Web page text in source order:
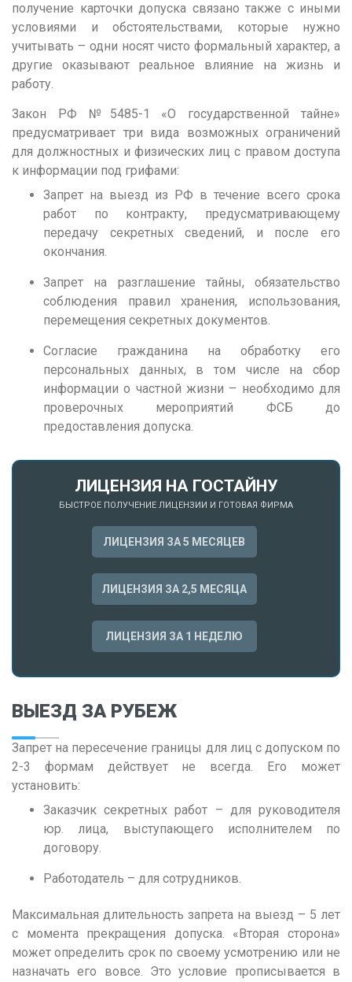
получение карточки допуска связано также с иными
условиями и обстоятельствами, которые нужно
учитывать – одни носят чисто формальный характер, а
другие оказывают реальное влияние на жизнь и
работу.
Закон РФ №5485-1 «О государственной тайне»
предусматривает три вида возможных ограничений
для должностных и физических лиц с правом доступа
к информации под грифами:
Запрет на выезд из РФ в течение всего срока
работ по контракту, предусматривающему
передачу секретных сведений, и после его
окончания.
Запрет на разглашение тайны, обязательство
соблюдения правил хранения, использования,
перемещения секретных документов.
Согласие гражданина на обработку его
персональных данных, в том числе на сбор
информации о частной жизни – необходимо для
проверочных мероприятий ФСБ до
предоставления допуска.
ЛИЦЕНЗИЯ НА ГОСТАЙНУ
БЫСТРОЕ ПОЛУЧЕНИЕ ЛИЦЕНЗИИ И ГОТОВАЯ ФИРМА
ЛИЦЕНЗИЯ ЗА 5 МЕСЯЦЕВ
ЛИЦЕНЗИЯ ЗА 2,5 МЕСЯЦА
ЛИЦЕНЗИЯ ЗА 1 НЕДЕЛЮ
ВЫЕЗД ЗА РУБЕЖ
Запрет на пересечение границы для лиц с допуском по
2-3 формам действует не всегда. Его может
установить:
Заказчик секретных работ – для руководителя
юр. лица, выступающего исполнителем по
договору.
Работодатель – для сотрудников.
Максимальная длительность запрета на выезд – 5 лет
с момента прекращения допуска. «Вторая сторона»
может определить срок по своему усмотрению или не
назначать его вовсе. Это условие прописывается в
Красноярск
Курган
Курск
Л
Липецк
М
Магнитогорск
Махачкала
Мурманск
Н
Набережные Челны
Нижний Новгород
Нижний Тагил
Новокузнецк
Новосибирск
Орел
Оренбург
С
Самара
Саранск
Севастополь
Симферополь
Смоленск
Ставрополь
Т